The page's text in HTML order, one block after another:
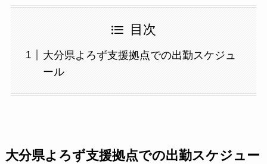
目次
大分県よろず支援拠点での出勤スケジュ
ール
大分県よろず支援拠点での出勤スケジュー